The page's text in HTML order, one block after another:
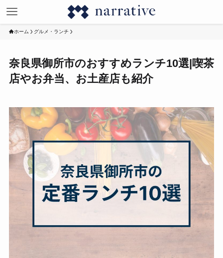
ホーム グルメ・ランチ
奈良県御所市のおすすめランチ10選|喫茶
店やお弁当、お土産店も紹介